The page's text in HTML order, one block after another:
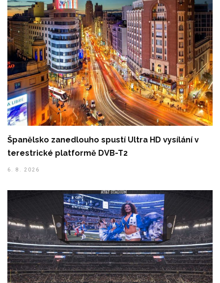
Španělsko zanedlouho spustí Ultra HD vysílání v
terestrické platformě DVB-T2
6. 8. 2026